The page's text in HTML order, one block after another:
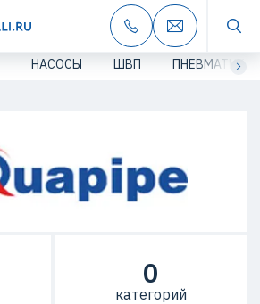
НАСОСЫ ШВП ПНЕВМАТИКА
0
категорий